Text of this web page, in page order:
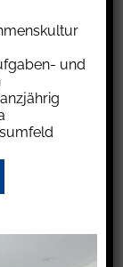
wie z.B.
Services
wie
spezielle
an
der
und